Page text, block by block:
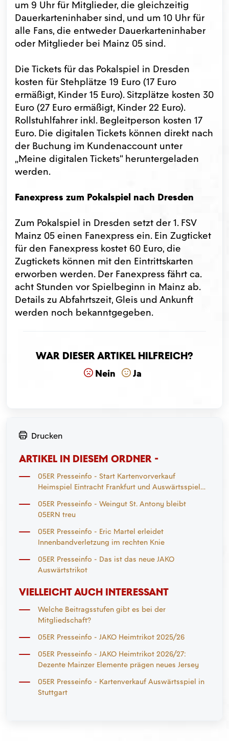
um 9 Uhr für Mitglieder, die gleichzeitig
Dauerkarteninhaber sind, und um 10 Uhr für
alle Fans, die entweder Dauerkarteninhaber
oder Mitglieder bei Mainz 05 sind.
Die Tickets für das Pokalspiel in Dresden
kosten für Stehplätze 19 Euro (17 Euro
ermäßigt, Kinder 15 Euro). Sitzplätze kosten 30
Euro (27 Euro ermäßigt, Kinder 22 Euro).
Rollstuhlfahrer inkl. Begleitperson kosten 17
Euro. Die digitalen Tickets können direkt nach
der Buchung im Kundenaccount unter
„Meine digitalen Tickets“ heruntergeladen
werden.
Fanexpress zum Pokalspiel nach Dresden
Zum Pokalspiel in Dresden setzt der 1. FSV
Mainz 05 einen Fanexpress ein. Ein Zugticket
für den Fanexpress kostet 60 Euro, die
Zugtickets können mit den Eintrittskarten
erworben werden. Der Fanexpress fährt ca.
acht Stunden vor Spielbeginn in Mainz ab.
Details zu Abfahrtszeit, Gleis und Ankunft
werden noch bekanntgegeben.
War dieser Artikel hilfreich?
Nein Ja
Drucken
ARTIKEL IN DIESEM ORDNER -
05ER Presseinfo - Start Kartenvorverkauf
Heimspiel Eintracht Frankfurt und Auswärtsspiel
05ER Presseinfo - Weingut St. Antony bleibt
05ERN treu
05ER Presseinfo - Eric Martel erleidet
Innenbandverletzung im rechten Knie
05ER Presseinfo - Das ist das neue JAKO
Auswärtstrikot
VIELLEICHT AUCH INTERESSANT
Welche Beitragsstufen gibt es bei der
Mitgliedschaft?
05ER Presseinfo - JAKO Heimtrikot 2025/26
05ER Presseinfo - JAKO Heimtrikot 2026/27:
Dezente Mainzer Elemente prägen neues Jersey
05ER Presseinfo - Kartenverkauf Auswärtsspiel in
Stuttgart